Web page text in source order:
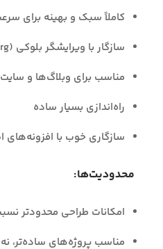
کاملاً سبک و بهینه برای
سازگار با ویرایشگر بلوکی (Gutenberg)
مناسب برای وبلاگ‌ها و
راه‌اندازی بسیار ساده
سازگاری خوب با افزونه‌های
محدودیت‌ها:
امکانات طراحی محدودتر
مناسب پروژه‌های ساده‌تر،